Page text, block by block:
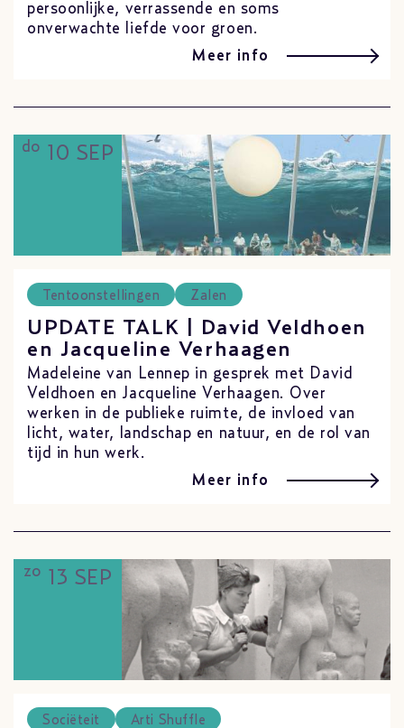
persoonlijke, verrassende en soms
onverwachte liefde voor groen.
Meer info
do 10 SEP
Tentoonstellingen Zalen
UPDATE TALK | David Veldhoen
en Jacqueline Verhaagen
Madeleine van Lennep in gesprek met David
Veldhoen en Jacqueline Verhaagen. Over
werken in de publieke ruimte, de invloed van
licht, water, landschap en natuur, en de rol van
tijd in hun werk.
Meer info
zo 13 SEP
Sociëteit Arti Shuffle